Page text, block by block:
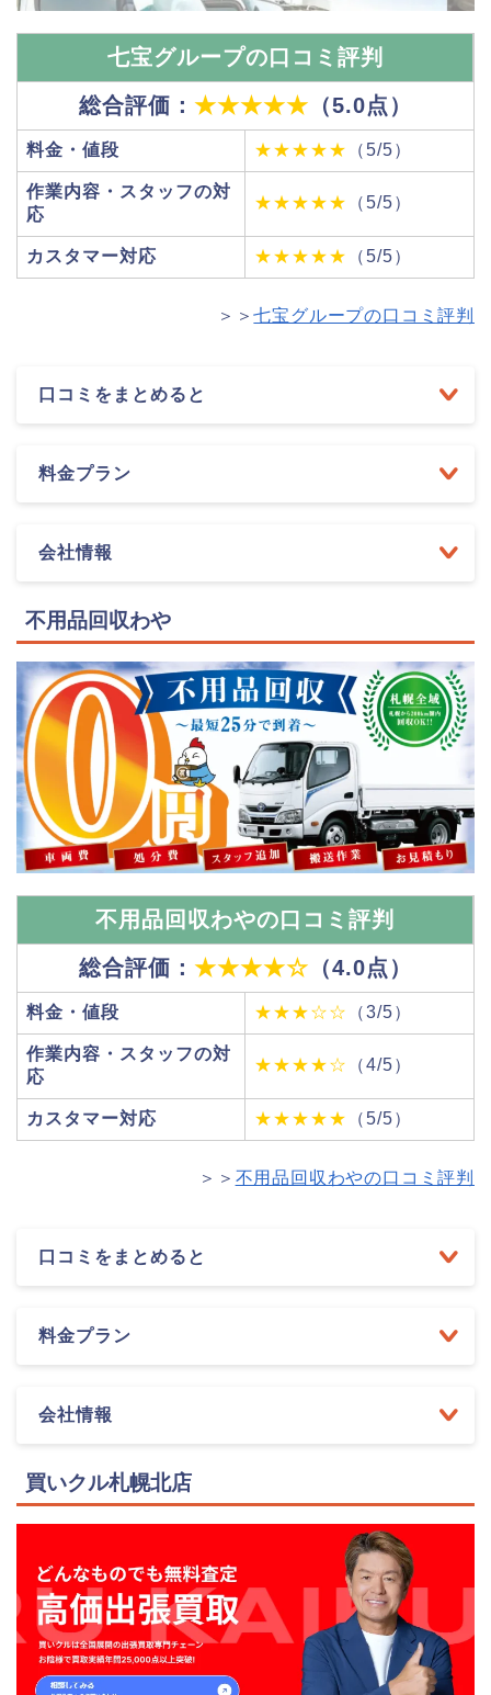
七宝グループの口コミ評判
総合評価： ★★★★★ （5.0点）
料金・値段 ★★★★★ （5/5）
作業内容・スタッフの対
応
★★★★★ （5/5）
カスタマー対応 ★★★★★ （5/5）
＞＞七宝グループの口コミ評判
口コミをまとめると
料金プラン
会社情報
不用品回収わや
不用品回収わやの口コミ評判
総合評価： ★★★★☆ （4.0点）
料金・値段 ★★★☆☆ （3/5）
作業内容・スタッフの対
応
★★★★☆ （4/5）
カスタマー対応 ★★★★★ （5/5）
＞＞ 不用品回収わやの口コミ評判
口コミをまとめると
料金プラン
会社情報
買いクル札幌北店